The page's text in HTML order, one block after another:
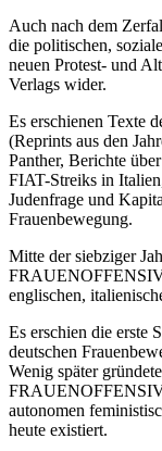
Auch nach dem
die politischen,
neuen Protest- und
Verlags wider.
Es erschienen Texte
(Reprints aus den
Panther, Berichte
FIAT-Streiks in
Judenfrage und
Frauenbewegung.
Mitte der siebziger
englischen,
Es erschien die erste
deutschen
Wenig später
autonomen
heute existiert.